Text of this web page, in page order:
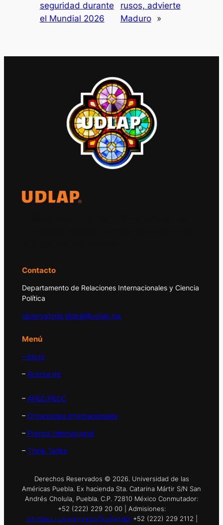
seguridad durante
el Mundial 2026
rusos, advierte
Maduro
»
Contacto
Departamento de Relaciones Internacionales y Ciencia
Política
observatorio.global@udlap.mx
Menú
– Inicio
– Acerca de
– APEC/PECC
– Organismos Internacionales
– Prensa Internacional
– Think Tanks
Derechos Reservados © 2026. Universidad de las
Américas Puebla. Ex hacienda Sta. Catarina Mártir S/N San
Andrés Cholula, Puebla. C.P. 72810 México Conmutador:
+52 (222) 229 20 00 | Admisiones:
informes.nuevoingreso@udlap.mx +52 (222) 229 2112 |